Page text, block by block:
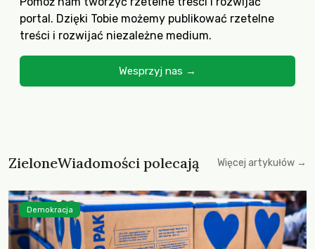
portal. Dzięki Tobie możemy publikować rzetelne
treści i rozwijać niezależne medium.
Wesprzyj nas →
ZieloneWiadomości polecają Więcej artykułów →
Demokracja